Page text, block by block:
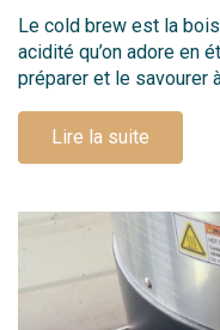
Le cold brew est la
acidité qu’on adore en
préparer et le savourer
Lire la suite